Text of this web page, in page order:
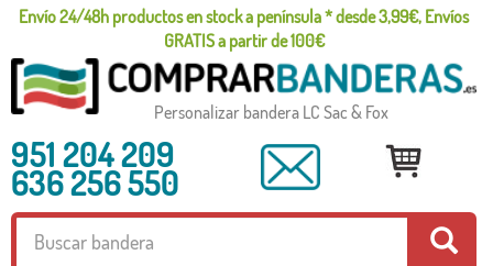
Envío 24/48h productos en stock a península * desde 3,99€, Envíos
GRATIS a partir de 100€
Personalizar bandera LC Sac & Fox
951 204 209
636 256 550